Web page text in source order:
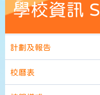
學校資訊
計劃及報告
校曆表